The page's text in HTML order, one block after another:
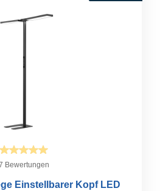
Bewertungen
Einstellbarer Kopf LED